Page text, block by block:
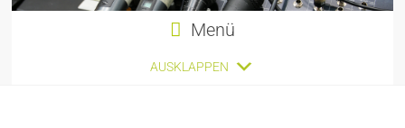
Menü
AUSKLAPPEN